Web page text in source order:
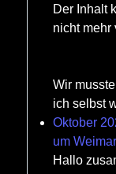
Der Inhalt
nicht mehr
Wir
ich selbst
Oktober
um Weimar
Hallo